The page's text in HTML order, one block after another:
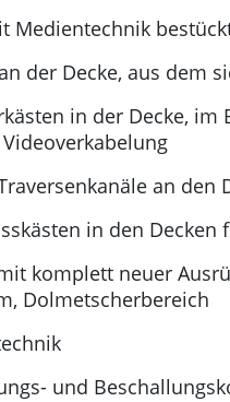
Medientechnik
der Decke, aus dem
in der Decke, im
an den
in den Decken
komplett neuer
Dolmetscherbereich
und